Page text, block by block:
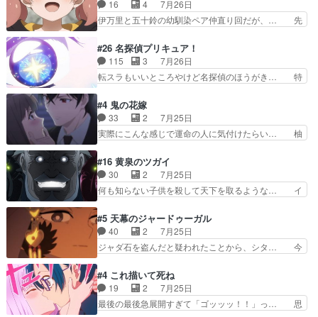
話まで視聴。2026… ララの王子様探しが本格的
に動き出した回。…
甘えさせるまでの糸と周りの出来事… 源くん、甘
えちゃうぞ宣言。思ったよりラブ… 糸ちゃんのま
目的を忘れてますますヤング… でも央太と親しく
するのは嫌。世話を拒んで… ゴメス（カエル）外
で散歩させてたのか(*…
16 4
7月26日
伊万里と五十鈴の幼馴染ペア仲直り回だが、… 先
や、これ素晴らしいコメディアニメだな。… 水着
回なのにビキニじゃない！これは時代背… 今回は
推しの吾野伊万里ちゃん担当回。これ… 伊万里さ
んの手品回であり水着回ね。瑞佳ち… 売り上げが
タ教育のせいで瑞佳がヒモカス… 伊万里ちゃんの
人前での苦手意識を抱えなが… 第４話をｄアニメ
ストアで視聴しました。視…
#26 名探偵プリキュア！
115 3
7月26日
転スラもいいところやけど名探偵のほうがき… 特
なはプリキュア仲間には自分が未来から… の活
躍、敵を圧倒ってのはおおよその流れだ… キュア
エクレール初変身＆初戦闘。プリキュ… キュアエ
クレールは強いが力を制御できない… キュアエク
ッコロで始まってちょっ… バカおもろいやん
www実質まどマギやんけ… しかも実質的にエク
レールが倒したビルであ…
#4 鬼の花嫁
33 2
7月25日
実際にこんな感じで運命の人に気付けたらい… 柚
の花嫁は一見すると甘い夢、理想の天国… 玲夜さ
んのご両親の登場ですこの世に数多い… 玲夜のお
父さんが石田彰だったことに驚きを… 主人公自分
の立場わかって無さすぎやしまた… ヨミツガと
子にも優しいし可愛いしこの… ユキノさんから玲
夜の父親の話で、そのイメ… あやかしの頂点に立
つ鬼龍院家の現当主が息…
#16 黄泉のツガイ
30 2
7月25日
何も知らない子供を殺して天下を取るような… イ
いバトル回の最後に、予想外の引きシン… これっ
て作者が描きたいのは"ユルの物語"… デラさんの
秘密がちょっとわかった回、正直… 左さんと刀持
ちさんが対決♪あとどこぞのじ… 何処も彼処も言
く動いていてずっと胸が熱… 同時視聴｜
DaemonsRealm｜リア… これまで騙していた東
村を捨てて新郷家に来…
#5 天幕のジャードゥーガル
40 2
7月25日
ジャダ石を盗んだと疑われたことから、シタ… 今
ぶややこしいことになってたオープニン… テンポ
も良いし毎話良いところで引くから全… 盟友ドレ
ゲネ后との出会い。次週のドレゲネ… さて、登場
人物多いけどついていけるのか私… 今回は遂にド
#4 これ描いて死ね
19 2
7月25日
最後の最後急展開すぎて「ゴッッッ！！」っ… 思